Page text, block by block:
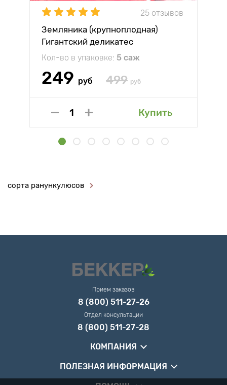
25 отзывов
Земляника (крупноплодная)
Гигантский деликатес
Кол-во в упаковке: 5 саж
249 руб 499 руб
Купить
сорта ранункулюсов
Прием заказов
8 (800) 511-27-26
Отдел консультации
8 (800) 511-27-28
КОМПАНИЯ
ПОЛЕЗНАЯ ИНФОРМАЦИЯ